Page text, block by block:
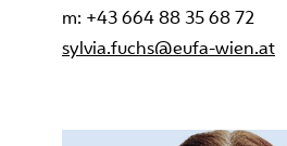
m: +43 664 88 35 68 72
sylvia.fuchs@eufa-wien.at